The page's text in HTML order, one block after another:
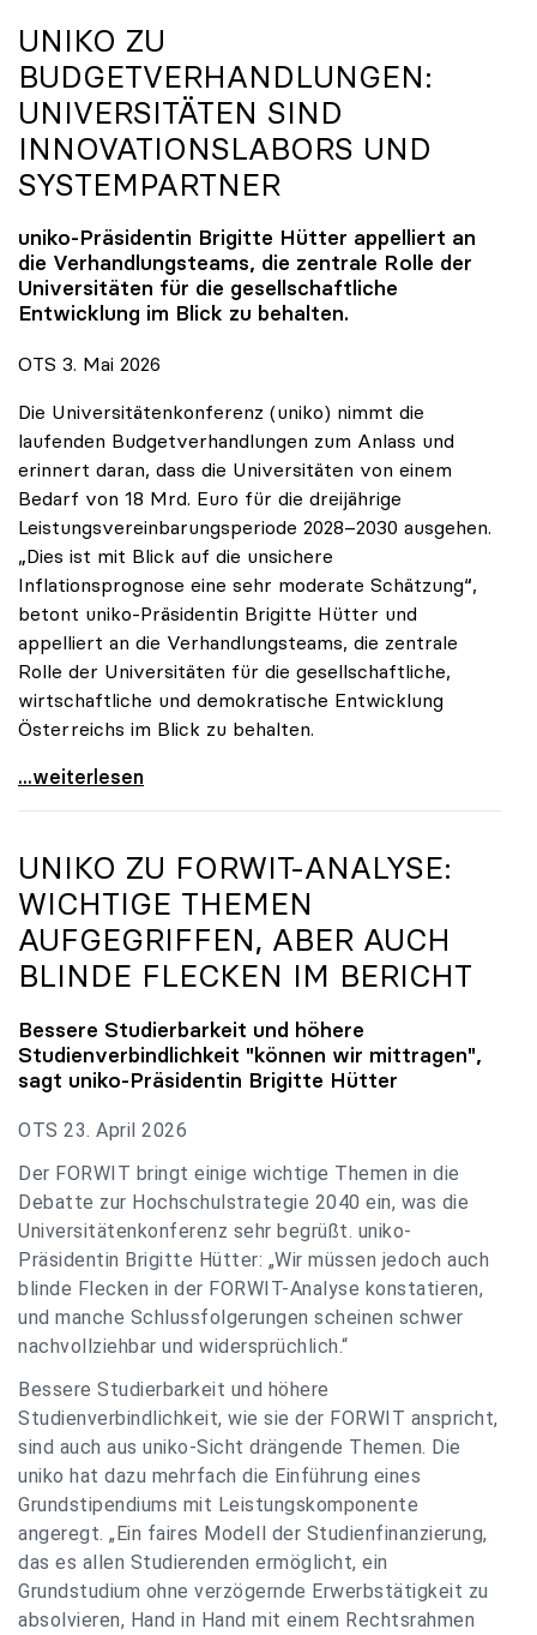
UNIKO ZU
BUDGETVERHANDLUNGEN:
UNIVERSITÄTEN SIND
INNOVATIONSLABORS UND
SYSTEMPARTNER
uniko-Präsidentin Brigitte Hütter appelliert an
die Verhandlungsteams, die zentrale Rolle der
Universitäten für die gesellschaftliche
Entwicklung im Blick zu behalten.
OTS 3. Mai 2026
Die Universitätenkonferenz (uniko) nimmt die
laufenden Budgetverhandlungen zum Anlass und
erinnert daran, dass die Universitäten von einem
Bedarf von 18 Mrd. Euro für die dreijährige
Leistungsvereinbarungsperiode 2028–2030 ausgehen.
„Dies ist mit Blick auf die unsichere
Inflationsprognose eine sehr moderate Schätzung“,
betont uniko-Präsidentin Brigitte Hütter und
appelliert an die Verhandlungsteams, die zentrale
Rolle der Universitäten für die gesellschaftliche,
wirtschaftliche und demokratische Entwicklung
Österreichs im Blick zu behalten.
uniko zu Budgetverhandlungen: Universitäten sind
...weiterlesen
UNIKO ZU FORWIT-ANALYSE:
WICHTIGE THEMEN
AUFGEGRIFFEN, ABER AUCH
BLINDE FLECKEN IM BERICHT
Bessere Studierbarkeit und höhere
Studienverbindlichkeit "können wir mittragen",
sagt uniko-Präsidentin Brigitte Hütter
OTS 23. April 2026
Der FORWIT bringt einige wichtige Themen in die
Debatte zur Hochschulstrategie 2040 ein, was die
Universitätenkonferenz sehr begrüßt. uniko-
Präsidentin Brigitte Hütter: „Wir müssen jedoch auch
blinde Flecken in der FORWIT-Analyse konstatieren,
und manche Schlussfolgerungen scheinen schwer
nachvollziehbar und widersprüchlich.“
Bessere Studierbarkeit und höhere
Studienverbindlichkeit, wie sie der FORWIT anspricht,
sind auch aus uniko-Sicht drängende Themen. Die
uniko hat dazu mehrfach die Einführung eines
Grundstipendiums mit Leistungskomponente
angeregt. „Ein faires Modell der Studienfinanzierung,
das es allen Studierenden ermöglicht, ein
Grundstudium ohne verzögernde Erwerbstätigkeit zu
absolvieren, Hand in Hand mit einem Rechtsrahmen